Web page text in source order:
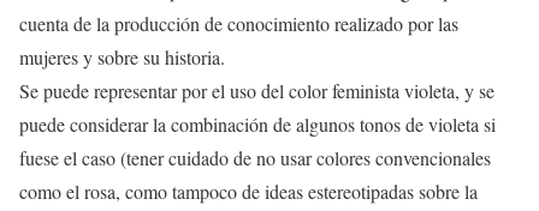
cuenta de la producción de conocimiento realizado por las
mujeres y sobre su historia.
Se puede representar por el uso del color feminista violeta, y se
puede considerar la combinación de algunos tonos de violeta si
fuese el caso (tener cuidado de no usar colores convencionales
como el rosa, como tampoco de ideas estereotipadas sobre la